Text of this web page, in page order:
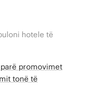
hotele të
promovimet
tonë të